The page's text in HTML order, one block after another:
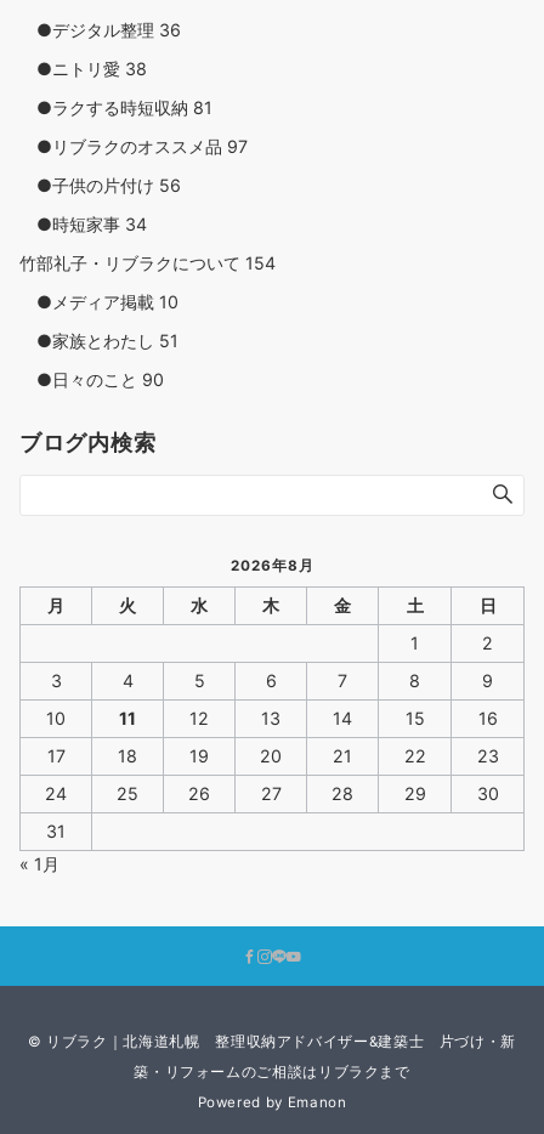
●デジタル整理 36
●ニトリ愛 38
●ラクする時短収納 81
●リブラクのオススメ品 97
●子供の片付け 56
●時短家事 34
竹部礼子・リブラクについて 154
●メディア掲載 10
●家族とわたし 51
●日々のこと 90
ブログ内検索
2026年8月
月 火 水 木 金 土
日
1
2
3
4 5 6 7 8
9
10
11 12 13 14 15
16
17
18 19 20 21 22
23
24
25 26 27 28 29
30
31
« 1月
© リブラク｜北海道札幌 整理収納アドバイザー&建築士 片づけ・新
築・リフォームのご相談はリブラクまで
Powered by Emanon